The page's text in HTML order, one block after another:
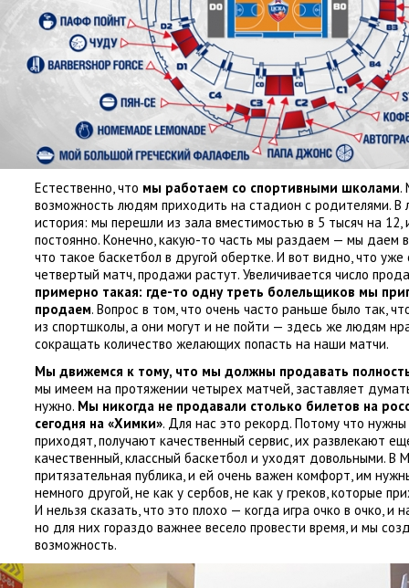
Естественно, что мы работаем со спортивными школами.
возможность людям приходить на стадион с родителями. В
история: мы перешли из зала вместимостью в 5 тысяч на 12,
постоянно. Конечно, какую-то часть мы раздаем — мы даем
что такое баскетбол в другой обертке. И вот видно, что уже
четвертый матч, продажи растут. Увеличивается число
примерно такая: где-то одну треть болельщиков мы
продаем. Вопрос в том, что очень часто раньше было так,
из спортшколы, а они могут и не пойти — здесь же людям
сокращать количество желающих попасть на наши матчи.
Мы движемся к тому, что мы должны продавать
мы имеем на протяжении четырех матчей, заставляет
нужно. Мы никогда не продавали столько билетов на
сегодня на «Химки». Для нас это рекорд. Потому что
приходят, получают качественный сервис, их развлекают
качественный, классный баскетбол и уходят довольными. В
притязательная публика, и ей очень важен комфорт, им
немного другой, не как у сербов, не как у греков, которые
И нельзя сказать, что это плохо — когда игра очко в очко, и
но для них гораздо важнее весело провести время, и мы
возможность.